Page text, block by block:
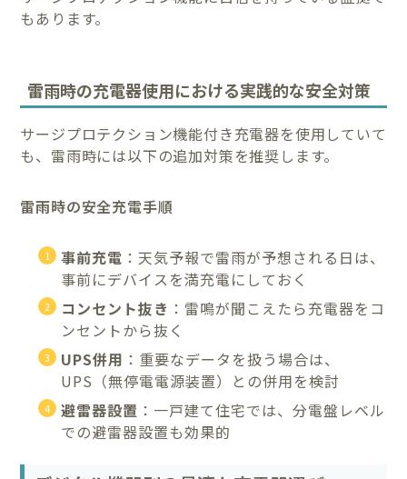
もあります。
雷雨時の充電器使用における実践的な安全対策
サージプロテクション機能付き充電器を使用していて
も、雷雨時には以下の追加対策を推奨します。
雷雨時の安全充電手順
事前充電 ：天気予報で雷雨が予想される日は、
事前にデバイスを満充電にしておく
コンセント抜き ：雷鳴が聞こえたら充電器をコ
ンセントから抜く
UPS併用 ：重要なデータを扱う場合は、
UPS（無停電電源装置）との併用を検討
避雷器設置 ：一戸建て住宅では、分電盤レベル
での避雷器設置も効果的